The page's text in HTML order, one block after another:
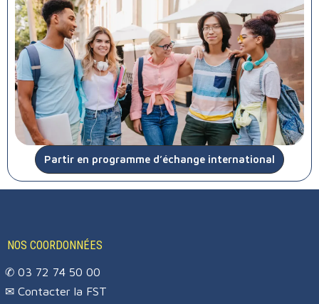
Partir en programme d’échange international
NOS COORDONNÉES
✆ 03 72 74 50 00
✉Contacter la FST